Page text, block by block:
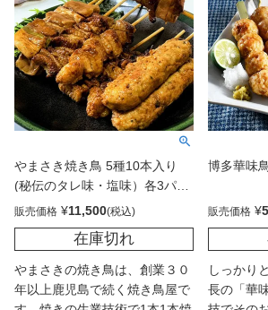
やまさき焼き鳥 5種10本入り
(秘伝のタレ味・塩味）各3パッ
ク 大容量60本入り
販売価格 ¥11,500
在庫切れ
やまさきの焼き鳥は、創業３０
年以上鹿児島で続く焼き鳥屋で
博多華味
販売価格 ¥
しっかり
長の「華